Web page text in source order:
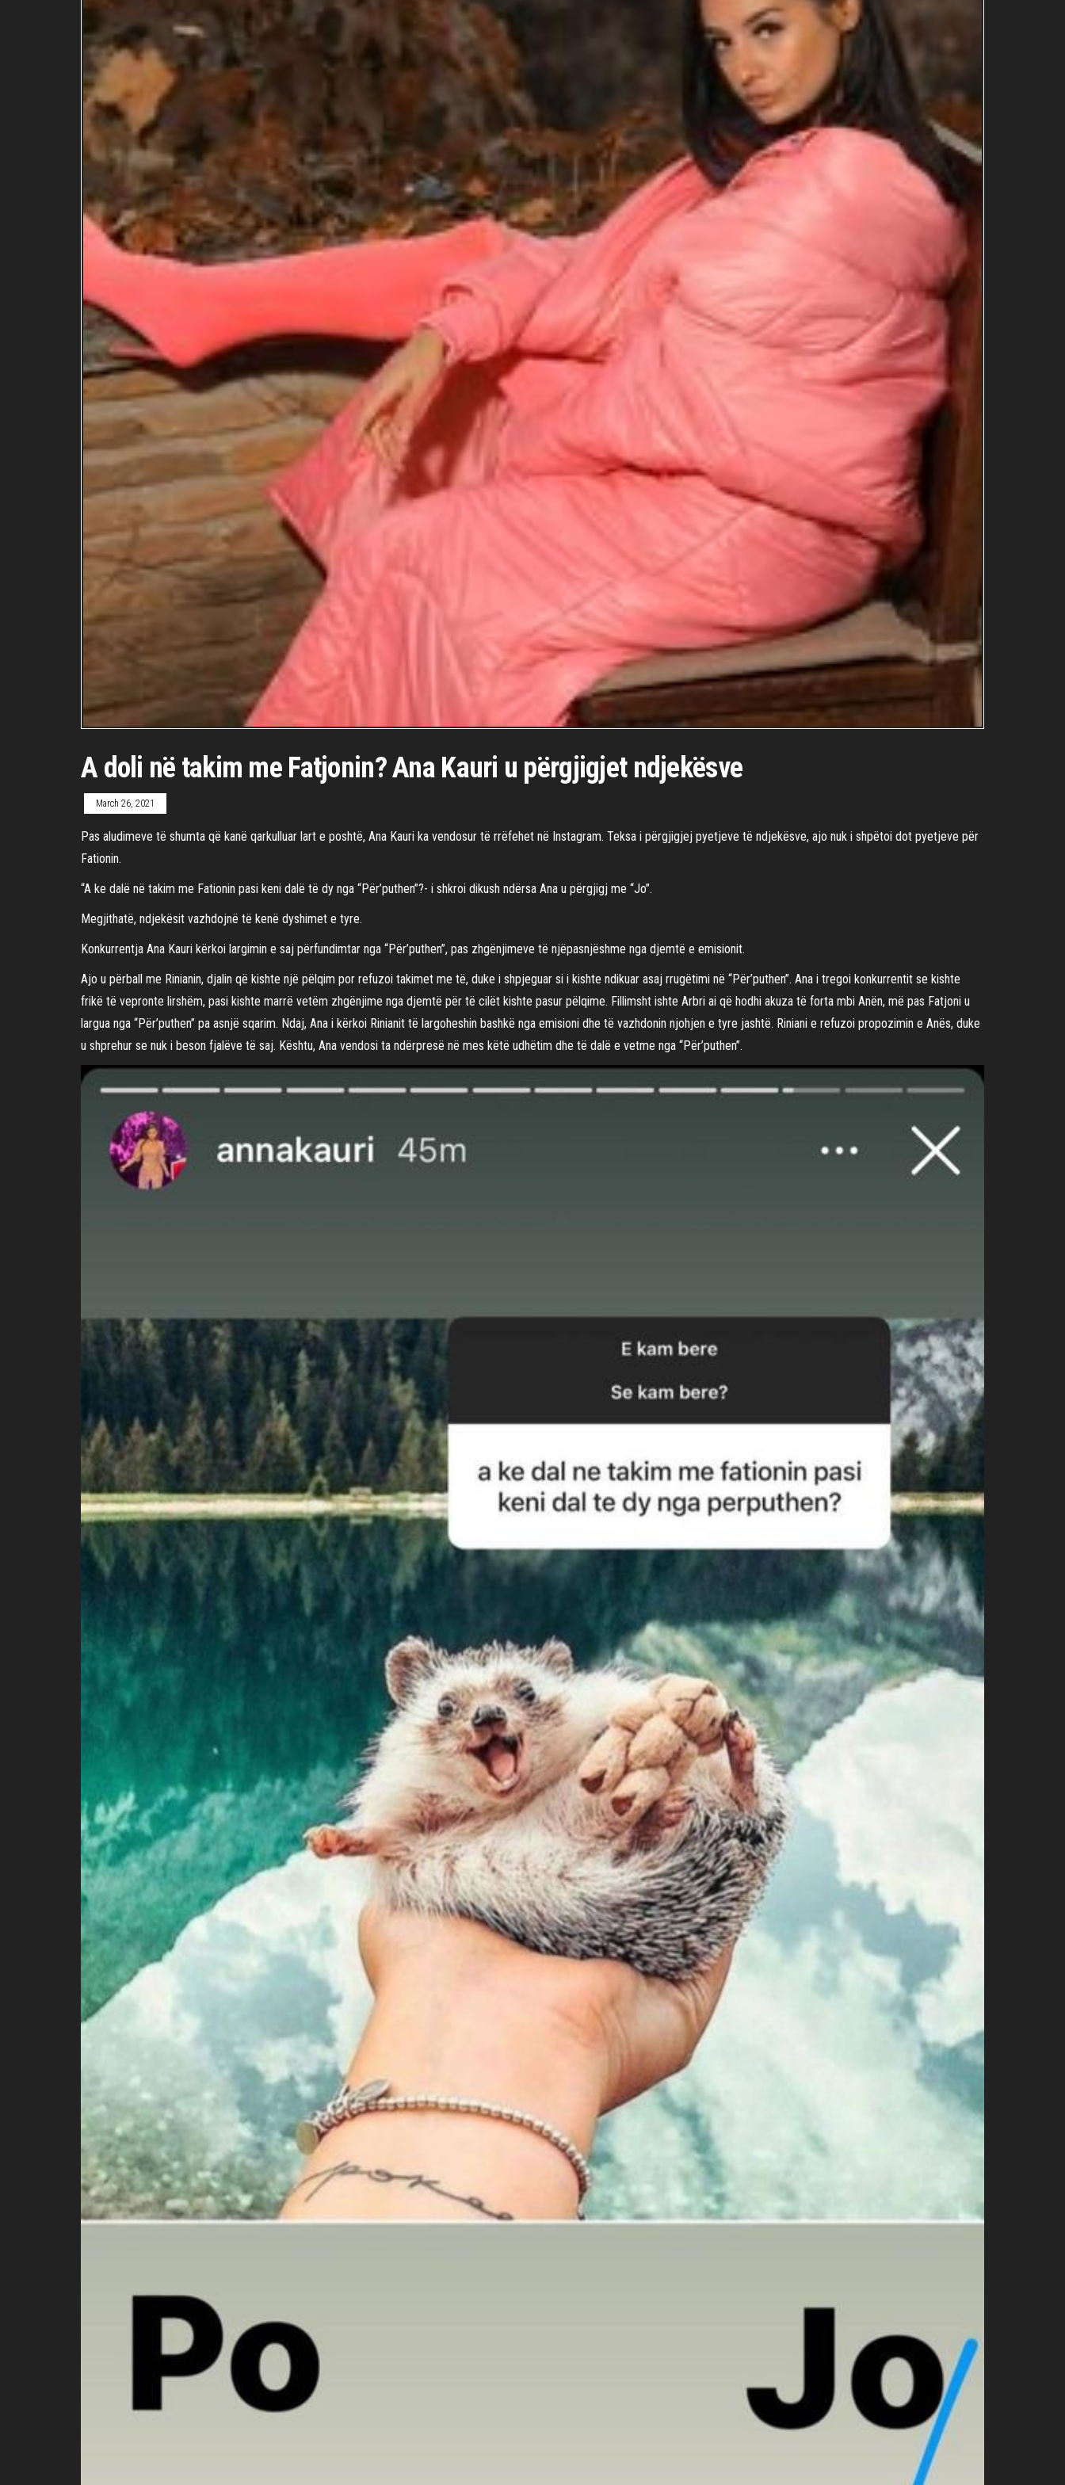
A doli në takim me Fatjonin? Ana Kauri u përgjigjet ndjekësve
March 26, 2021
Pas aludimeve të shumta që kanë qarkulluar lart e poshtë, Ana Kauri ka vendosur të rrëfehet në Instagram. Teksa i përgjigjej pyetjeve të ndjekësve, ajo nuk i shpëtoi dot pyetjeve për
Fationin.
“A ke dalë në takim me Fationin pasi keni dalë të dy nga “Për’puthen”?- i shkroi dikush ndërsa Ana u përgjigj me “Jo”.
Megjithatë, ndjekësit vazhdojnë të kenë dyshimet e tyre.
Konkurrentja Ana Kauri kërkoi largimin e saj përfundimtar nga “Për’puthen”, pas zhgënjimeve të njëpasnjëshme nga djemtë e emisionit.
Ajo u përball me Rinianin, djalin që kishte një pëlqim por refuzoi takimet me të, duke i shpjeguar si i kishte ndikuar asaj rrugëtimi në “Për’puthen”. Ana i tregoi konkurrentit se kishte
frikë të vepronte lirshëm, pasi kishte marrë vetëm zhgënjime nga djemtë për të cilët kishte pasur pëlqime. Fillimsht ishte Arbri ai që hodhi akuza të forta mbi Anën, më pas Fatjoni u
largua nga “Për’puthen” pa asnjë sqarim. Ndaj, Ana i kërkoi Rinianit të largoheshin bashkë nga emisioni dhe të vazhdonin njohjen e tyre jashtë. Riniani e refuzoi propozimin e Anës, duke
u shprehur se nuk i beson fjalëve të saj. Kështu, Ana vendosi ta ndërpresë në mes këtë udhëtim dhe të dalë e vetme nga “Për’puthen”.